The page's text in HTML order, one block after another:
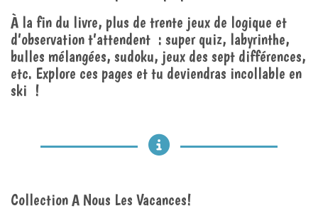
À la fin du livre, plus de trente jeux de logique et
d’observation t’attendent : super quiz, labyrinthe,
bulles mélangées, sudoku, jeux des sept différences,
etc. Explore ces pages et tu deviendras incollable en
ski !
Collection A Nous Les Vacances!